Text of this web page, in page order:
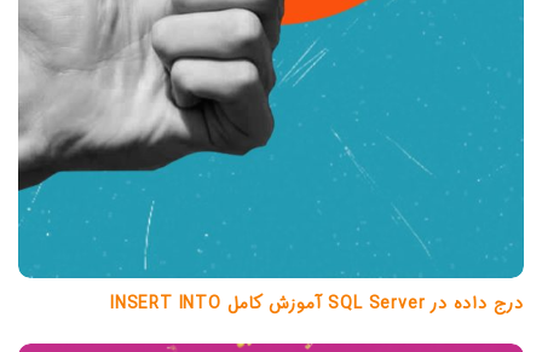
درج داده در SQL Server آموزش کامل INSERT INTO